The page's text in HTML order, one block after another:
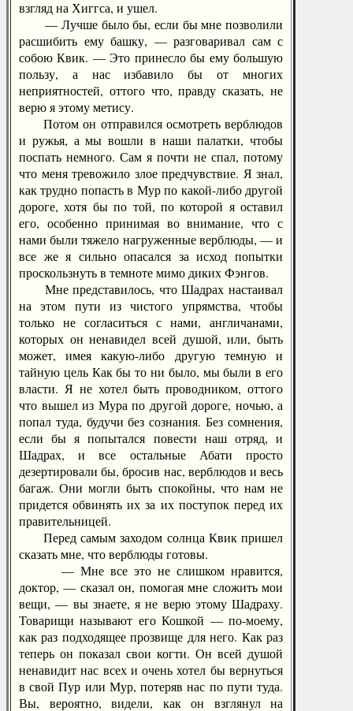
взгляд на Хиггса, и ушел.
— Лучше было бы, если бы мне позволили
расшибить ему башку, — разговаривал сам с
собою Квик. — Это принесло бы ему большую
пользу, а нас избавило бы от многих
неприятностей, оттого что, правду сказать, не
верю я этому метису.
Потом он отправился осмотреть верблюдов
и ружья, а мы вошли в наши палатки, чтобы
поспать немного. Сам я почти не спал, потому
что меня тревожило злое предчувствие. Я знал,
как трудно попасть в Мур по какой-либо другой
дороге, хотя бы по той, по которой я оставил
его, особенно принимая во внимание, что с
нами были тяжело нагруженные верблюды, — и
все же я сильно опасался за исход попытки
проскользнуть в темноте мимо диких Фэнгов.
Мне представилось, что Шадрах настаивал
на этом пути из чистого упрямства, чтобы
только не согласиться с нами, англичанами,
которых он ненавидел всей душой, или, быть
может, имея какую-либо другую темную и
тайную цель Как бы то ни было, мы были в его
власти. Я не хотел быть проводником, оттого
что вышел из Мура по другой дороге, ночью, а
попал туда, будучи без сознания. Без сомнения,
если бы я попытался повести наш отряд, и
Шадрах, и все остальные Абати просто
дезертировали бы, бросив нас, верблюдов и весь
багаж. Они могли быть спокойны, что нам не
придется обвинять их за их поступок перед их
правительницей.
Перед самым заходом солнца Квик пришел
сказать мне, что верблюды готовы.
— Мне все это не слишком нравится,
доктор, — сказал он, помогая мне сложить мои
вещи, — вы знаете, я не верю этому Шадраху.
Товарищи называют его Кошкой — по-моему,
как раз подходящее прозвище для него. Как раз
теперь он показал свои когти. Он всей душой
ненавидит нас всех и очень хотел бы вернуться
в свой Пур или Мур, потеряв нас по пути туда.
Вы, вероятно, видели, как он взглянул на